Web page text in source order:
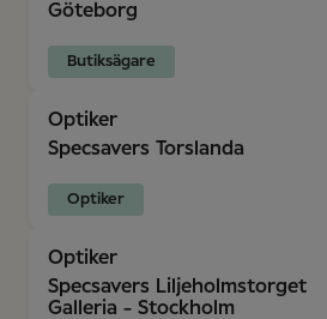
Göteborg
Butiksägare
Optiker
Specsavers Torslanda
Optiker
Optiker
Specsavers Liljeholmstorget
Galleria - Stockholm